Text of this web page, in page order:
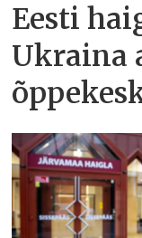
Eesti
Ukraina